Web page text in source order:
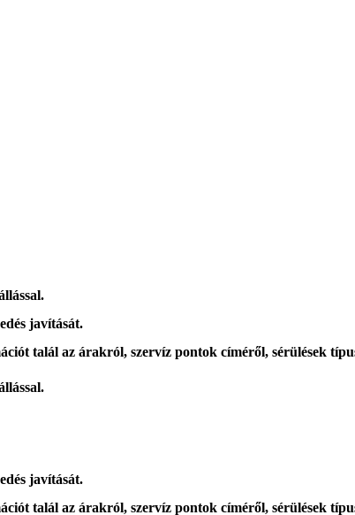
javítását.
talál az árakról, szervíz pontok címéről, sérülések
javítását.
talál az árakról, szervíz pontok címéről, sérülések